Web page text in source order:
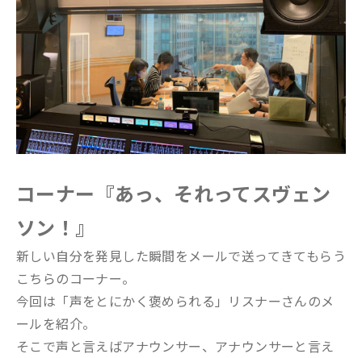
コーナー『あっ、それってスヴェン
ソン！』
新しい自分を発見した瞬間をメールで送ってきてもらう
こちらのコーナー。
今回は「声をとにかく褒められる」リスナーさんのメ
ールを紹介。
そこで声と言えばアナウンサー、アナウンサーと言え